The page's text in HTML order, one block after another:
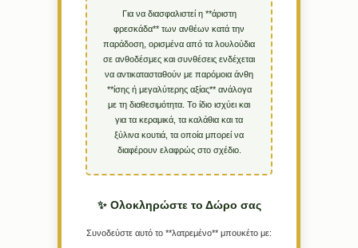
Για να διασφαλιστεί η **άριστη
φρεσκάδα** των ανθέων κατά την
παράδοση, ορισμένα από τα λουλούδια
σε ανθοδέσμες και συνθέσεις ενδέχεται
να αντικατασταθούν με παρόμοια άνθη
**ίσης ή μεγαλύτερης αξίας** ανάλογα
με τη διαθεσιμότητα. Το ίδιο ισχύει και
για τα κεραμικά, τα καλάθια και τα
ξύλινα κουτιά, τα οποία μπορεί να
διαφέρουν ελαφρώς στο σχέδιο.
✨ Ολοκληρώστε το Δώρο σας
Συνοδεύστε αυτό το **λατρεμένο** μπουκέτο με: